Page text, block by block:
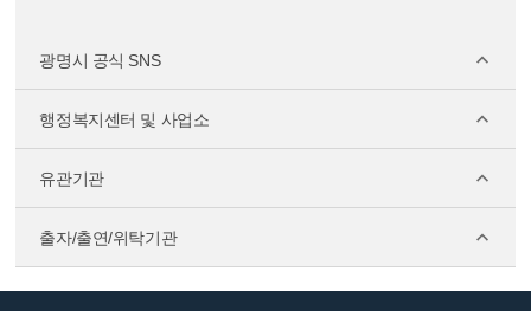
광명시 공식 SNS
행정복지센터 및 사업소
유관기관
출자/출연/위탁기관